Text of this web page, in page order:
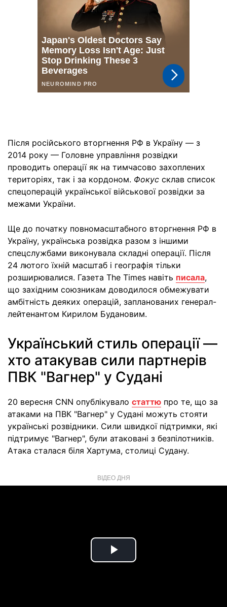
Після російського вторгнення РФ в Україну — з
2014 року — Головне управління розвідки
проводить операції як на тимчасово захоплених
територіях, так і за кордоном. Фокус склав список
спецоперацій української військової розвідки за
межами України.
Ще до початку повномасштабного вторгнення РФ в
Україну, українська розвідка разом з іншими
спецслужбами виконувала складні операції. Після
24 лютого їхній масштаб і географія тільки
розширювалися. Газета The Times навіть писала,
що західним союзникам доводилося обмежувати
амбітність деяких операцій, запланованих генерал-
лейтенантом Кирилом Будановим.
Український стиль операції —
хто атакував сили партнерів
ПВК "Вагнер" у Судані
20 вересня CNN опублікувало статтю про те, що за
атаками на ПВК "Вагнер" у Судані можуть стояти
українські розвідники. Сили швидкої підтримки, які
підтримує "Вагнер", були атаковані з безпілотників.
Атака сталася біля Хартума, столиці Судану.
ВІДЕО ДНЯ
Play